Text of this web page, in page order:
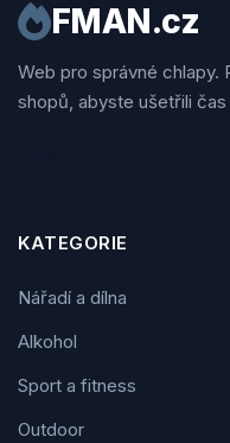
FMAN.cz
Web pro správné chlapy.
shopů, abyste ušetřili čas
KATEGORIE
Nářadí a dílna
Alkohol
Sport a fitness
Outdoor